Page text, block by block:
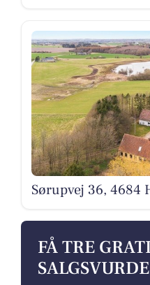
Sørupvej 36, 4684
FÅ TRE